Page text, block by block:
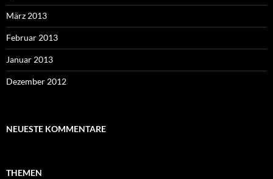
März 2013
Februar 2013
Januar 2013
Dezember 2012
NEUESTE KOMMENTARE
THEMEN